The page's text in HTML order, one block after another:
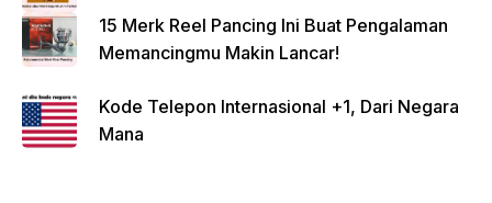
15 Merk Reel Pancing Ini Buat Pengalaman
Memancingmu Makin Lancar!
Kode Telepon Internasional +1, Dari Negara
Mana